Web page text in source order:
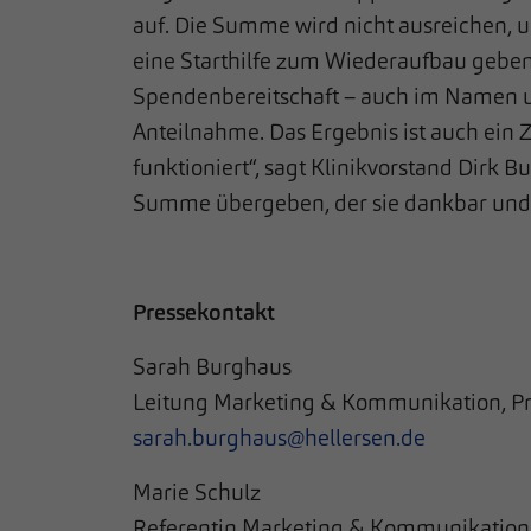
auf. Die Summe wird nicht ausreichen,
eine Starthilfe zum Wiederaufbau
Spendenbereitschaft – auch im
Anteilnahme. Das Ergebnis ist auch
funktioniert“, sagt Klinikvorstand Dirk
Summe übergeben, der sie dankbar
Pressekontakt
Sarah Burghaus
Leitung Marketing & Kommunikation,
sarah.burghaus@hellersen.de
Marie Schulz